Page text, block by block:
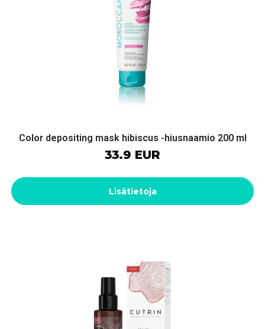
Color depositing mask hibiscus -hiusnaamio 200 ml
33.9 EUR
Lisätietoja